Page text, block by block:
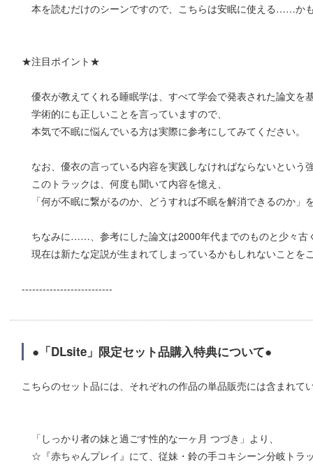
本を読むだけのシーンですので、こちらは安眠に使える……か
★注目ポイント★
優衣が教えてくれる睡眠学は、すべて学会で発表された論文を
学術的にも正しいことを言っていますので、
本気で不眠に悩んでいる方は実際に参考にしてみてください。
なお、優衣の言っている内容を実践しなければならないという
このトラックは、何度も聞いて内容を憶え、
「何が不眠に繋がるのか、どうすれば不眠を解消できるのか」
ちなみに……、参考にした論文は2000年代までのものと少々古
現在は新たな定説が生まれてしまっているかもしれないことを
--------------------------
●「DLsite」限定セット品購入特典について●
こちらのセット品には、それぞれの作品の単品販売には含まれて
「しっかり者の妹と過ごす性的な一ヶ月 つづき」より、
☆『赤ちゃんプレイ』にて、従妹・鈴の手コキシーン分岐トラ